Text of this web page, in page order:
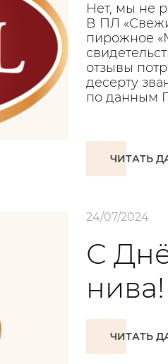
Нет, мы не
В ПЛ
пирожное
отзывы
десерту
по данным
ЧИТАТЬ
24/07/2024
С
нива!
ЧИТАТЬ